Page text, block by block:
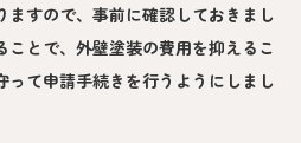
ますので、事前に確認しておきまし
ことで、外壁塗装の費用を抑えるこ
って申請手続きを行うようにしまし